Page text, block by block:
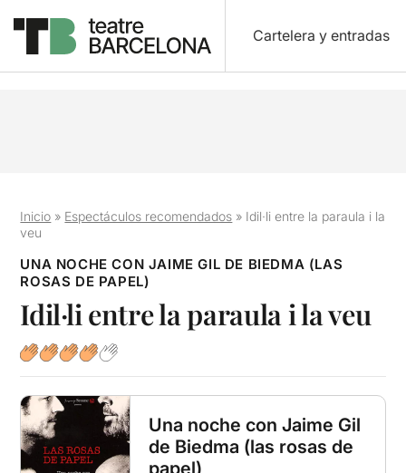
Cartelera y entradas
Inicio » Espectáculos recomendados » Idil·li entre la paraula i la
veu
UNA NOCHE CON JAIME GIL DE BIEDMA (LAS
ROSAS DE PAPEL)
Idil·li entre la paraula i la veu
Una noche con Jaime Gil
de Biedma (las rosas de
papel)